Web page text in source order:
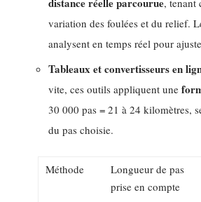
variation des foulées et du relief.
analysent en temps réel pour
Tableaux et convertisseurs en
vite, ces outils appliquent une
30 000 pas = 21 à 24 kilomètres,
du pas choisie.
Méthode
Longueur de pas
prise en compte